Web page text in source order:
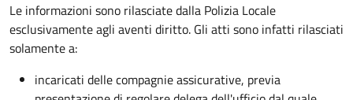
Le informazioni sono rilasciate dalla Polizia Locale
esclusivamente agli aventi diritto. Gli atti sono infatti rilasciati
solamente a:
incaricati delle compagnie assicurative, previa